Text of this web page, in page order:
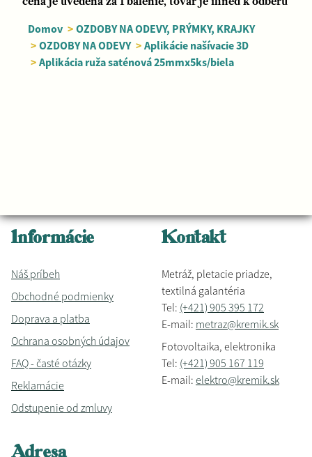
Domov > OZDOBY NA ODEVY, PRÝMKY, KRAJKY
> OZDOBY NA ODEVY > Aplikácie našívacie 3D
> Aplikácia ruža saténová 25mmx5ks/biela
Informácie
Náš príbeh
Obchodné podmienky
Doprava a platba
Ochrana osobných údajov
FAQ - časté otázky
Reklamácie
Odstupenie od zmluvy
Kontakt
Metráž, pletacie priadze,
textilná galantéria
Tel: (+421) 905 395 172
E-mail: metraz@kremik.sk
Fotovoltaika, elektronika
Tel: (+421) 905 167 119
E-mail: elektro@kremik.sk
Adresa